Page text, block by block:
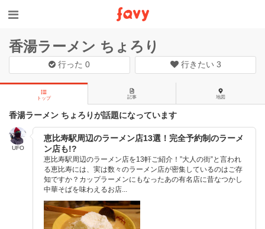
香湯ラーメン ちょろり
行った0 行きたい 3
トップ 記事 地図
香湯ラーメン ちょろりが話題になっています
UFO
恵比寿駅周辺のラーメン店13選！完全予約制のラーメ
ン店も!?
恵比寿駅周辺のラーメン店を13軒ご紹介！”大人の街”と言われ
る恵比寿には、実は数々のラーメン店が密集しているのはご存
知ですか？カップラーメンにもなったあの有名店に昔なつかし
中華そばを味わえるお店...